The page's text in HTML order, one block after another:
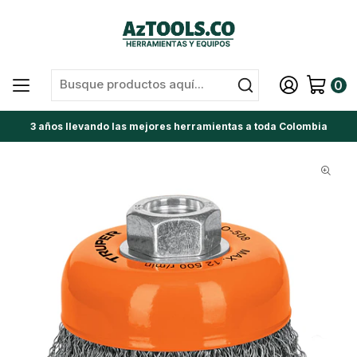
0
3 años llevando las mejores herramientas a toda Colombia